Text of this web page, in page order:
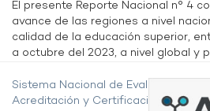
El presente Reporte Nacional n° 4
avance de las regiones a nivel
calidad de la educación superior,
a octubre del 2023, a nivel global y
Sistema Nacional de Evaluación,
Acreditación y Certificación de la